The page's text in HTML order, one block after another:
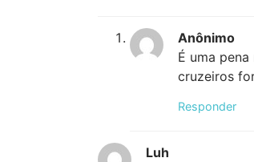
Anônimo
É uma
cruzeiros
Responder
Luh